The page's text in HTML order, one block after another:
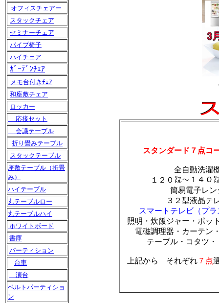
オフィスチェアー
スタックチェア
セミナーチェア
パイプ椅子
ハイチェア
ｶﾞｰﾃﾞﾝﾁｪｱ
メモ台付きﾁｪｱ
和座敷チェア
ロッカー
応接セット
会議テーブル
折り畳みテーブル
スタックテーブル
座敷テーブル（折畳
み）
ハイテーブル
丸テーブルロー
丸テーブルハイ
ホワイトボード
書庫
パーティション
台車
演台
ベルトパーティショ
ン
スタンダード７点コ
全自動洗濯
１２０㍑～１４０
簡易電子レン
３２型液晶テ
スマートテレビ（プラ
照明・炊飯ジャー・ポッ
電磁調理器・カーテン
テーブル・コタツ
上記から それぞれ ７点